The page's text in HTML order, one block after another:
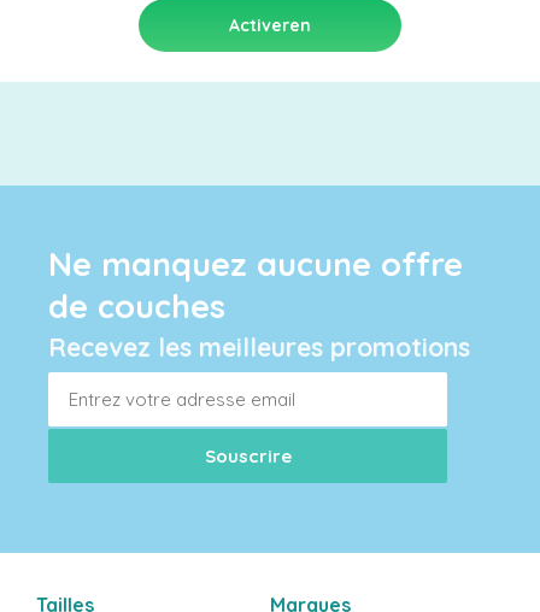
Ne manquez aucune offre
de couches
Recevez les meilleures promotions
Tailles Marques